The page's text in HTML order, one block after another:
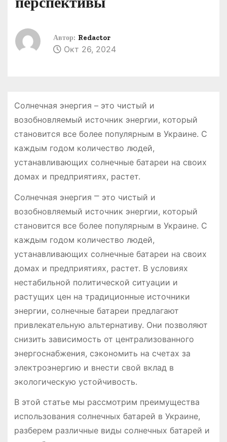
Автор: Redactor
Окт 26, 2024
Солнечная энергия – это чистый и
возобновляемый источник энергии, который
становится все более популярным в Украине. С
каждым годом количество людей,
устанавливающих солнечные батареи на своих
домах и предприятиях, растет.
Солнечная энергия ⎻ это чистый и
возобновляемый источник энергии, который
становится все более популярным в Украине. С
каждым годом количество людей,
устанавливающих солнечные батареи на своих
домах и предприятиях, растет. В условиях
нестабильной политической ситуации и
растущих цен на традиционные источники
энергии, солнечные батареи предлагают
привлекательную альтернативу. Они позволяют
снизить зависимость от централизованного
энергоснабжения, сэкономить на счетах за
электроэнергию и внести свой вклад в
экологическую устойчивость.
В этой статье мы рассмотрим преимущества
использования солнечных батарей в Украине,
разберем различные виды солнечных батарей и